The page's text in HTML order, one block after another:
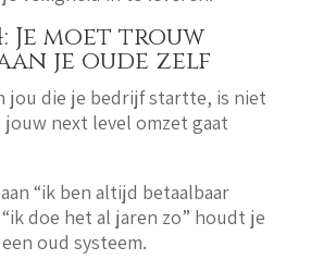
Je moet trouw
je oude zelf
jou die je bedrijf startte, is niet
jouw next level omzet gaat
“ik ben altijd betaalbaar
doe het al jaren zo” houdt je
oud systeem.